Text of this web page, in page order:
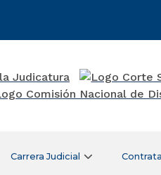
Carrera Judicial